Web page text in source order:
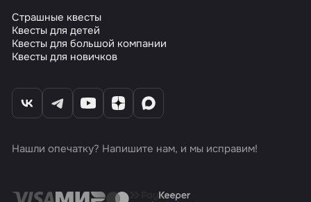
Страшные квесты
Квесты для детей
Квесты для большой компании
Квесты для новичков
Нашли опечатку? Напишите нам, и мы исправим!